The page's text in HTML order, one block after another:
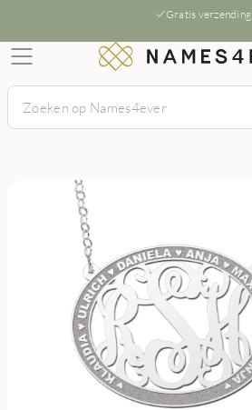
Gratis verzending